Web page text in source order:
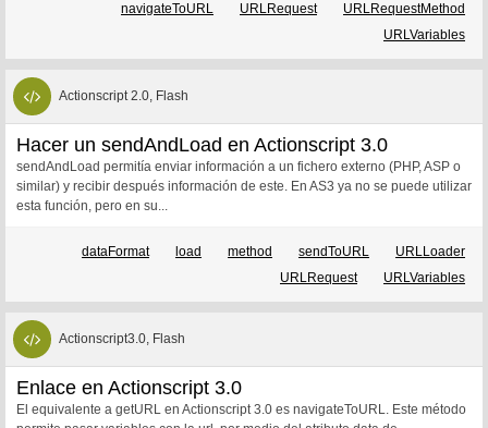
navigateToURL URLRequest
URLRequestMethod
URLVariables
Actionscript 2.0, Flash
Hacer un sendAndLoad en Actionscript 3.0
sendAndLoad permitía enviar información a un fichero externo (PHP, ASP o
similar) y recibir después información de este. En AS3 ya no se puede utilizar
esta función, pero en su...
dataFormat load method sendToURL
URLLoader
URLRequest
URLVariables
Actionscript3.0, Flash
Enlace en Actionscript 3.0
El equivalente a getURL en Actionscript 3.0 es navigateToURL. Este método